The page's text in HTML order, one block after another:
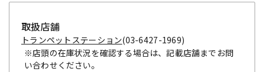
取扱店舗
トランペットステーション(03-6427-1969)
※店頭の在庫状況を確認する場合は、記載店舗までお問
い合わせください。